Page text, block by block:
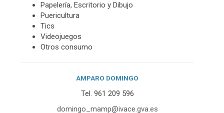
Papelería, Escritorio y Dibujo
Puericultura
Tics
Videojuegos
Otros consumo
AMPARO DOMINGO
Tel. 961 209 596
domingo_ mamp@ivace.gva.es